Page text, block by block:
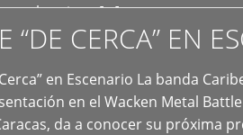
que los sigue […]
“DE CERCA” EN
en Escenario La banda
en el Wacken Metal
da a conocer su próxima